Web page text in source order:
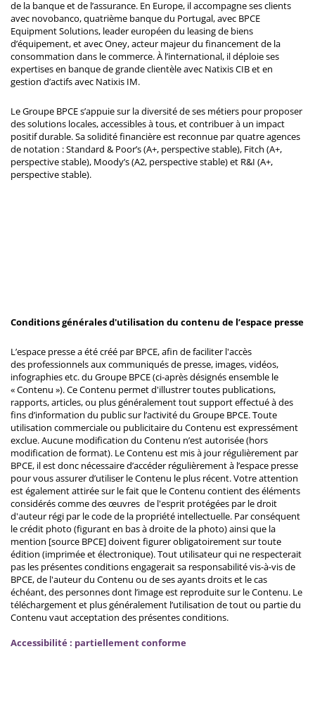
de la banque et de l’assurance. En Europe, il accompagne ses clients
avec novobanco, quatrième banque du Portugal, avec BPCE
Equipment Solutions, leader européen du leasing de biens
d’équipement, et avec Oney, acteur majeur du financement de la
consommation dans le commerce. À l’international, il déploie ses
expertises en banque de grande clientèle avec Natixis CIB et en
gestion d’actifs avec Natixis IM.
Le Groupe BPCE s’appuie sur la diversité de ses métiers pour proposer
des solutions locales, accessibles à tous, et contribuer à un impact
positif durable. Sa solidité financière est reconnue par quatre agences
de notation : Standard & Poor’s (A+, perspective stable), Fitch (A+,
perspective stable), Moody’s (A2, perspective stable) et R&I (A+,
perspective stable).
Conditions générales d'utilisation du contenu de l’espace presse
L’espace presse a été créé par BPCE, afin de faciliter l'accès
des professionnels aux communiqués de presse, images, vidéos,
infographies etc. du Groupe BPCE (ci-après désignés ensemble le
« Contenu »). Ce Contenu permet d'illustrer toutes publications,
rapports, articles, ou plus généralement tout support effectué à des
fins d’information du public sur l’activité du Groupe BPCE. Toute
utilisation commerciale ou publicitaire du Contenu est expressément
exclue. Aucune modification du Contenu n’est autorisée (hors
modification de format). Le Contenu est mis à jour régulièrement par
BPCE, il est donc nécessaire d’accéder régulièrement à l’espace presse
pour vous assurer d’utiliser le Contenu le plus récent. Votre attention
est également attirée sur le fait que le Contenu contient des éléments
considérés comme des œuvres de l'esprit protégées par le droit
d'auteur régi par le code de la propriété intellectuelle. Par conséquent
le crédit photo (figurant en bas à droite de la photo) ainsi que la
mention [source BPCE] doivent figurer obligatoirement sur toute
édition (imprimée et électronique). Tout utilisateur qui ne respecterait
pas les présentes conditions engagerait sa responsabilité vis-à-vis de
BPCE, de l'auteur du Contenu ou de ses ayants droits et le cas
échéant, des personnes dont l’image est reproduite sur le Contenu. Le
téléchargement et plus généralement l’utilisation de tout ou partie du
Contenu vaut acceptation des présentes conditions.
Accessibilité : partiellement conforme